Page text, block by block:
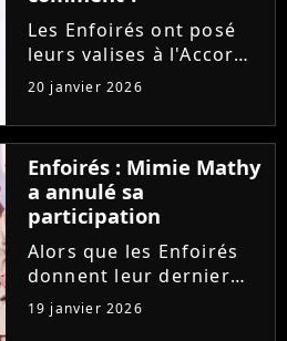
Les Enfoirés ont posé
leurs valises à l'Accor
Arena pour présenter
durant sept concerts le
spectacle "La ballade
des Enfoirés", dont les
bénéfices iront aux
Restos du Coeur. Entre...
20 janvier 2026
Enfoirés : Mimie Mathy
a annulé sa
participation
Alors que les Enfoirés
donnent leur dernier
concert ce soir à Paris,
le public est déçu de ne
19 janvier 2026